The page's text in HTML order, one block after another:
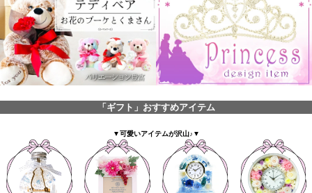
「ギフト」おすすめアイテム
▼可愛いアイテムが沢山♪▼